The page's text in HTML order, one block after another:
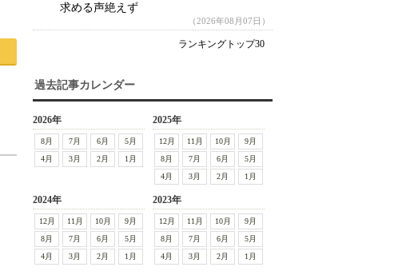
求める声絶えず
（2026年08月07日）
ランキングトップ30
過去記事カレンダー
2026年
8月 7月 6月
5月
4月
3月 2月 1月
2025年
12月 11月 10月
9月
8月
7月 6月
5月
4月
3月 2月 1月
2024年
12月 11月 10月
9月
8月
7月 6月
5月
4月
3月 2月 1月
2023年
12月 11月 10月
9月
8月
7月 6月
5月
4月
3月 2月 1月